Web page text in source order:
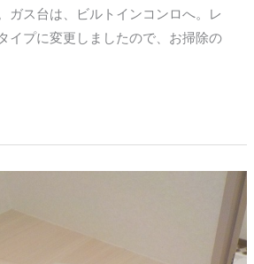
ガス台は、ビルトインコンロへ。レ
イプに変更しましたので、お掃除の